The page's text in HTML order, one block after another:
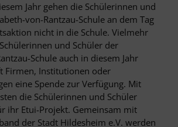
Jahr gehen die Schülerinnen und
von-Rantzau-Schule an dem Tag
nicht in die Schule. Vielmehr
und Schüler der
Schule auch in diesem Jahr
Firmen, Institutionen oder
eine Spende zur Verfügung. Mit
die Schülerinnen und Schüler
ihr Etui-Projekt. Gemeinsam mit
der Stadt Hildesheim e.V. werden